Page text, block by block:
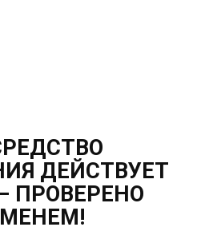
ДЕЙСТВУЕТ
ПРОВЕРЕНО